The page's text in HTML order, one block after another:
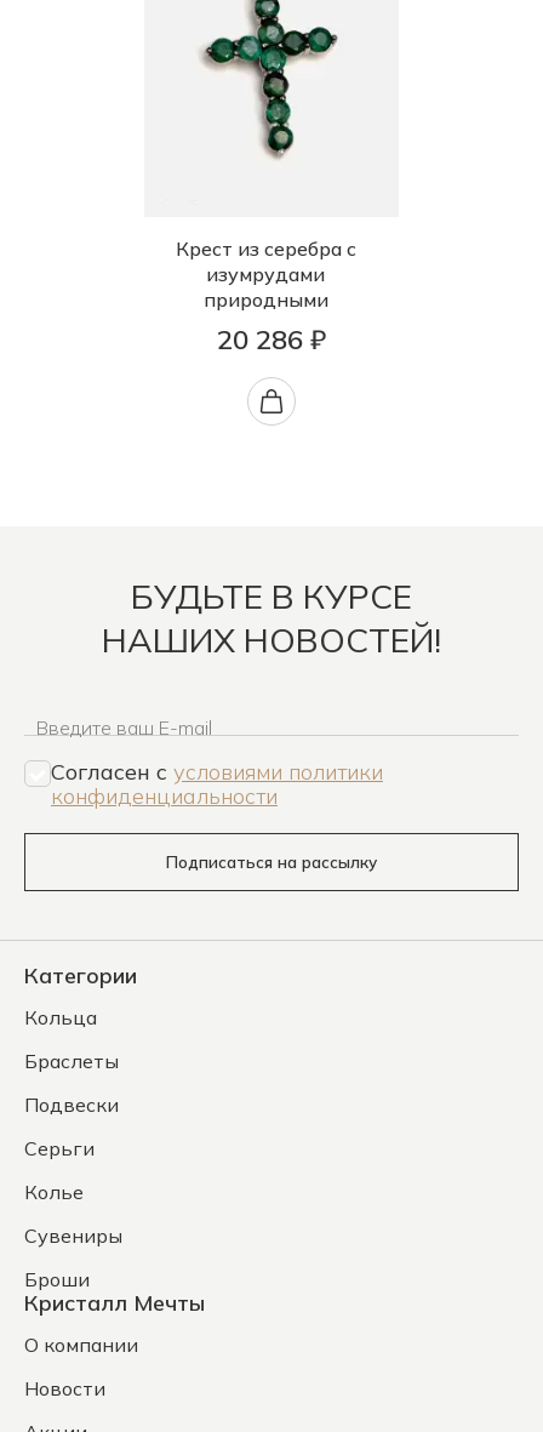
Крест из серебра с
изумрудами
природными
20 286 ₽
БУДЬТЕ В КУРСЕ
НАШИХ НОВОСТЕЙ!
Введите ваш E-mail
Согласен c условиями политики
конфиденциальности
Подписаться на рассылку
Категории
Кольца
Браслеты
Подвески
Серьги
Колье
Сувениры
Броши
Кристалл Мечты
О компании
Новости